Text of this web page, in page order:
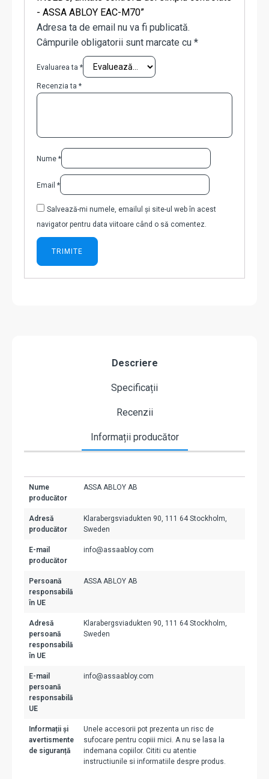
- ASSA ABLOY EAC-M70”
Adresa ta de email nu va fi publicată.
Câmpurile obligatorii sunt marcate cu *
Evaluarea ta *
Recenzia ta *
Nume *
Email *
Salvează-mi numele, emailul și site-ul web în acest
navigator pentru data viitoare când o să comentez.
Descriere
Specificații
Recenzii
Informații producător
Nume
producător
ASSA ABLOY AB
Adresă
producător
Klarabergsviadukten 90, 111 64 Stockholm,
Sweden
E-mail
producător
info@assaabloy.com
Persoană
responsabilă
în UE
ASSA ABLOY AB
Adresă
persoană
responsabilă
în UE
Klarabergsviadukten 90, 111 64 Stockholm,
Sweden
E-mail
persoană
responsabilă
UE
info@assaabloy.com
Informații și
avertismente
de siguranță
Unele accesorii pot prezenta un risc de
sufocare pentru copiii mici. A nu se lasa la
indemana copiilor. Cititi cu atentie
instructiunile si informatiile despre produs.